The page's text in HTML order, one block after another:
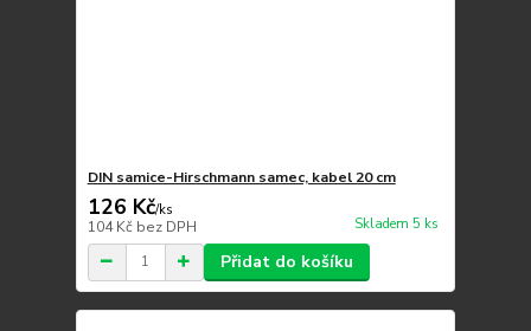
DIN samice-Hirschmann samec, kabel 20 cm
126 Kč/ks
104 Kč bez DPH Skladem 5 ks
Přidat do košíku